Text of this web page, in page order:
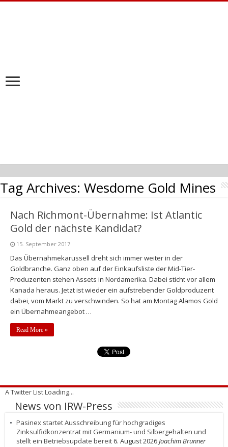
Tag Archives: Wesdome Gold Mines
Nach Richmont-Übernahme: Ist Atlantic
Gold der nächste Kandidat?
15. September 2017
Das Übernahmekarussell dreht sich immer weiter in der
Goldbranche. Ganz oben auf der Einkaufsliste der Mid-Tier-
Produzenten stehen Assets in Nordamerika. Dabei sticht vor allem
Kanada heraus. Jetzt ist wieder ein aufstrebender Goldproduzent
dabei, vom Markt zu verschwinden. So hat am Montag Alamos Gold
ein Übernahmeangebot …
Read More »
A Twitter List Loading...
News von IRW-Press
Pasinex startet Ausschreibung für hochgradiges
Zinksulfidkonzentrat mit Germanium- und Silbergehalten und
stellt ein Betriebsupdate bereit 6. August 2026Joachim Brunner